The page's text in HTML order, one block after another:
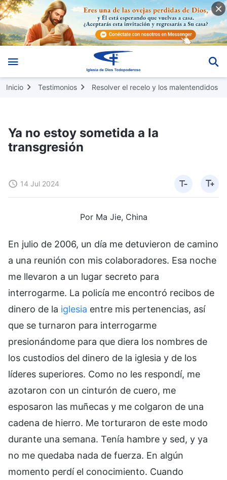
Inicio Testimonios Resolver el recelo y los malentendidos
Ya no estoy sometida a la
transgresión
14 Jul 2024
Por Ma Jie, China
En julio de 2006, un día me detuvieron de camino
a una reunión con mis colaboradores. Esa noche
me llevaron a un lugar secreto para
interrogarme. La policía me encontró recibos de
dinero de la iglesia entre mis pertenencias, así
que se turnaron para interrogarme
presionándome para que diera los nombres de
los custodios del dinero de la iglesia y de los
líderes superiores. Como no les respondí, me
azotaron con un cinturón de cuero, me
esposaron las muñecas y me colgaron de una
cadena de hierro. Me torturaron de este modo
durante una semana. Tenía hambre y sed, y ya
no me quedaba nada de fuerza. En algún
momento perdí el conocimiento. Cuando